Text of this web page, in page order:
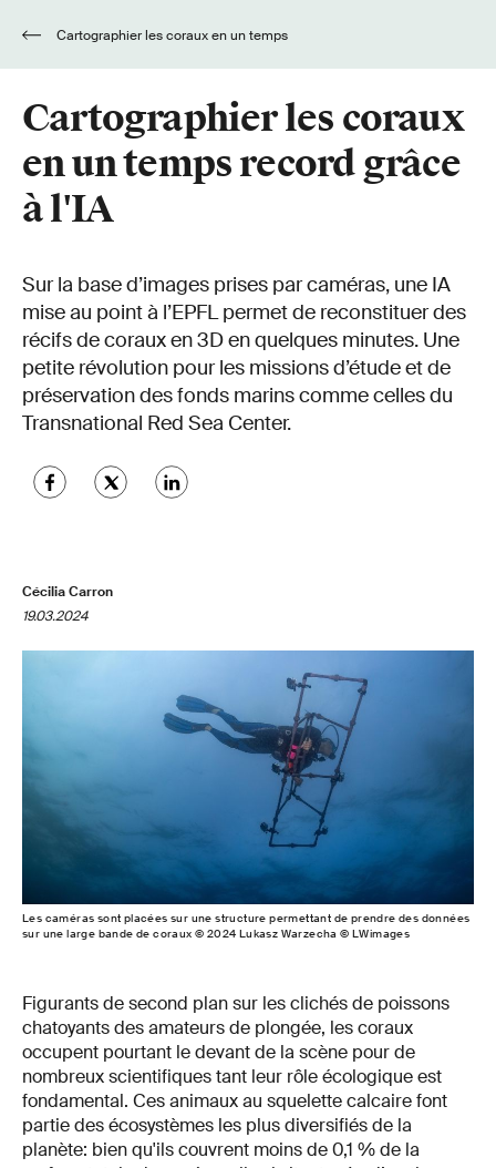
Cartographier les coraux
en un temps record grâce
à l'IA
Sur la base d’images prises par caméras, une IA
mise au point à l’EPFL permet de reconstituer des
récifs de coraux en 3D en quelques minutes. Une
petite révolution pour les missions d’étude et de
préservation des fonds marins comme celles du
Transnational Red Sea Center.
Cécilia Carron
19.03.2024
Les caméras sont placées sur une structure permettant de prendre des données
sur une large bande de coraux © 2024 Lukasz Warzecha © LWimages
Figurants de second plan sur les clichés de poissons
chatoyants des amateurs de plongée, les coraux
occupent pourtant le devant de la scène pour de
nombreux scientifiques tant leur rôle écologique est
fondamental. Ces animaux au squelette calcaire font
partie des écosystèmes les plus diversifiés de la
planète: bien qu'ils couvrent moins de 0,1 % de la